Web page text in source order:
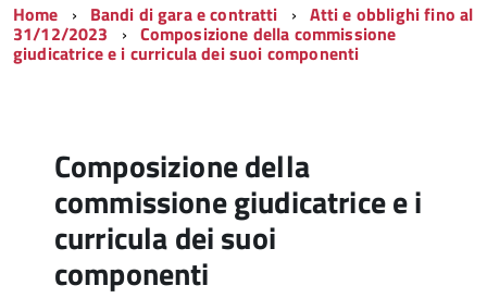
Home Bandi di gara e contratti Atti e obblighi fino al
31/12/2023 Composizione della commissione
giudicatrice e i curricula dei suoi componenti
Composizione della
commissione giudicatrice e i
curricula dei suoi
componenti